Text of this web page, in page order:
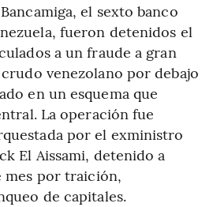
el sexto banco
fueron detenidos el
a un fraude a gran
venezolano por debajo
en un esquema que
La operación fue
por el exministro
El Aissami, detenido a
mes por traición,
de capitales.